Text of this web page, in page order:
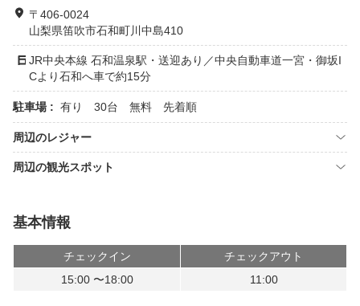
〒406-0024
山梨県笛吹市石和町川中島410
JR中央本線 石和温泉駅・送迎あり／中央自動車道一宮・御坂I
Cより石和へ車で約15分
駐車場 : 有り 30台 無料 先着順
周辺のレジャー
周辺の観光スポット
基本情報
チェックイン
チェックアウト
15:00 〜18:00
11:00